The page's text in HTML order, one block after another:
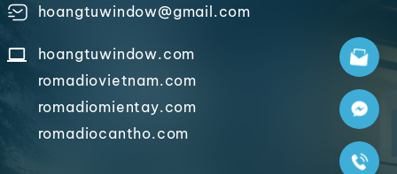
hoangtuwindow@gmail.com
hoangtuwindow.com
romadiovietnam.com
romadiomientay.com
romadiocantho.com